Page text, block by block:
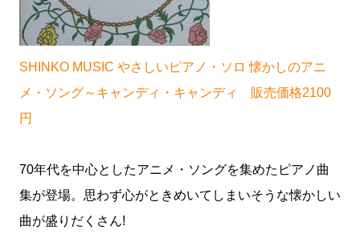
SHINKO MUSIC やさしいピアノ・ソロ 懐かしのアニ
メ・ソング～キャンディ・キャンディ 販売価格2100
円
70年代を中心としたアニメ・ソングを集めたピアノ曲
集が登場。思わず心がときめいてしまいそうな懐かしい
曲が盛りだくさん!